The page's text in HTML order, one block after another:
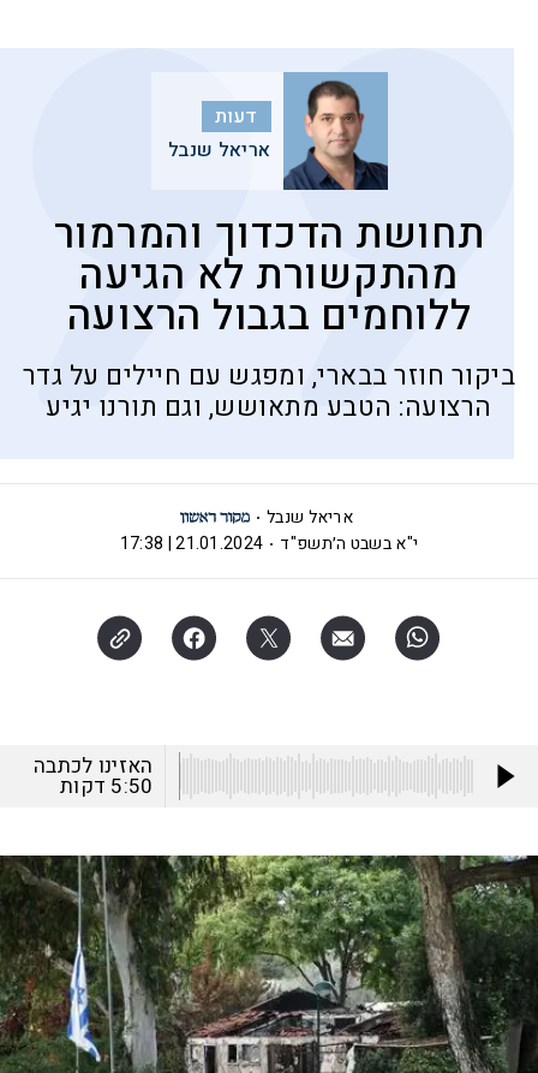
דעות
אריאל שנבל
תחושת הדכדוך והמרמור
מהתקשורת לא הגיעה
ללוחמים בגבול הרצועה
ביקור חוזר בבארי, ומפגש עם חיילים על גדר
הרצועה: הטבע מתאושש, וגם תורנו יגיע
אריאל שנבל
י"א בשבט ה׳תשפ"ד
21.01.2024 | 17:38
האזינו לכתבה
5:50 דקות